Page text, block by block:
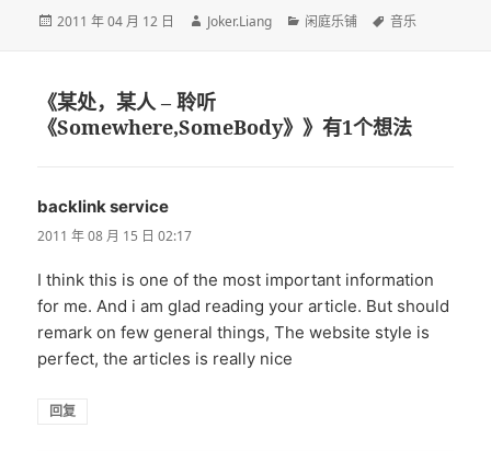
发
2011 年 04 月 12 日
作
Joker.Liang
分
闲庭乐铺
标
音乐
《某处，某人 – 聆听
《Somewhere,SomeBody》》有1个想法
backlink service
道：
2011 年 08 月 15 日 02:17
I think this is one of the most important information
for me. And i am glad reading your article. But should
remark on few general things, The website style is
perfect, the articles is really nice
回复